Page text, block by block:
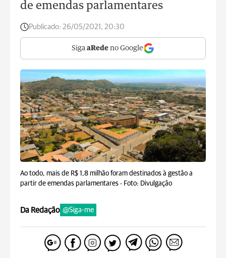
de emendas parlamentares
Publicado: 26/05/2021, 20:30
Siga aRede no Google
Ao todo, mais de R$ 1,8 milhão foram destinados à gestão a
partir de emendas parlamentares - Foto: Divulgação
Da Redação @Siga-me